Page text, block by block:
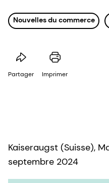
Nouvelles du commerce
Partager Imprimer
Kaiseraugst (Suisse),
septembre 2024